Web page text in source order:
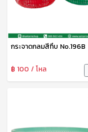
กระจาดกลมสีทึบ No.196B
฿ 100 / โหล